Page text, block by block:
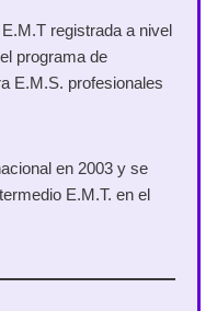
registrada a nivel
programa de
E.M.S. profesionales
en 2003 y se
E.M.T. en el